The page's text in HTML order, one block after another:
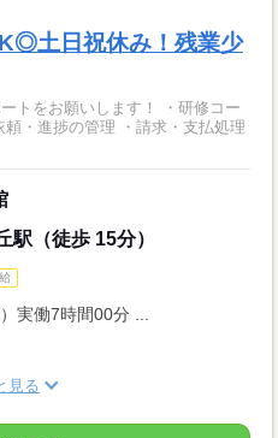
土日祝休み！残業少
願いします！ ・研修コー
・進捗の管理 ・請求・支払処理
駅（徒歩 15分）
実働7時間00分 ...
見る